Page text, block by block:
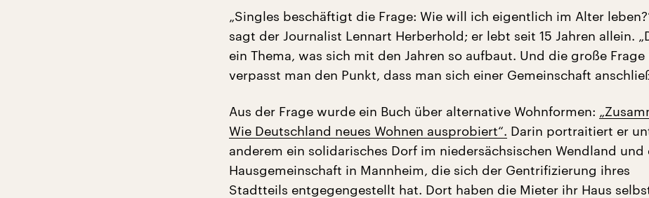
„Singles beschäftigt die Frage: Wie will ich eigentlich im Alter
sagt der Journalist Lennart Herberhold; er lebt seit 15 Jahren allein.
ein Thema, was sich mit den Jahren so aufbaut. Und die große Frage
verpasst man den Punkt, dass man sich einer Gemeinschaft
Aus der Frage wurde ein Buch über alternative Wohnformen:
Wie Deutschland neues Wohnen ausprobiert“. Darin portraitiert er
anderem ein solidarisches Dorf im niedersächsischen Wendland und
Hausgemeinschaft in Mannheim, die sich der Gentrifizierung ihres
Stadtteils entgegengestellt hat. Dort haben die Mieter ihr Haus